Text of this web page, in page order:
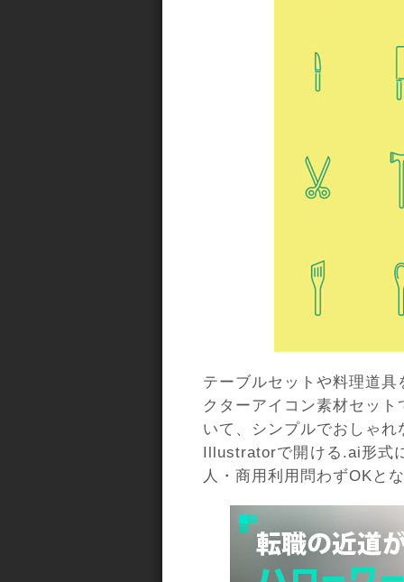
テーブルセットや料理道
クターアイコン素材セッ
いて、シンプルでおしゃ
Illustratorで開ける.ai形式
人・商用利用問わずOKと